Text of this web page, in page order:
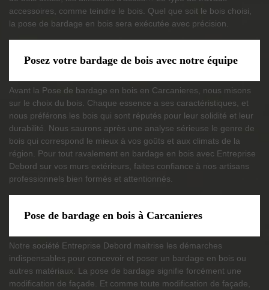
accessoires, comme teindre le bois. Quel que soit le bois choisi,
la pose de bardage en bois sera exécutée avec précision.
Posez votre bardage de bois avec notre équipe
Avant la Pose de bardage en bois en Carcanieres, nous misons
sur le choix du bois. Chaque essence a ses caractéristiques, et
nous préférons les bois qui sont réputés pour leur solidité et leur
durabilité. Nous saurons après une analyse sérieuse le genre de
bois qui correspond le mieux à vos goûts et aux climats de la
région. Pour tout ravalement en bardage en bois avec Entreprise
Debord sur vos murs extérieurs, faites confiance à nos artisans
professionnels bien formés et attentionnés.
Pose de bardage en bois à Carcanieres
Notre société Entreprise Debord maitrise les démarches
indispensables pour concevoir et poser un bardage en bois ou
autres matériaux. La pose de bardage signifie forcément une
modification de façade. Et comme toute modification de façade,